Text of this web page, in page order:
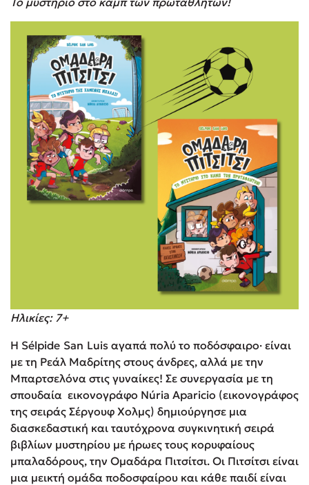
Ηλικίες: 7+
Η Sélpide San Luis αγαπά πολύ το ποδόσφαιρο· είναι
με τη Ρεάλ Μαδρίτης στους άνδρες, αλλά με την
Μπαρτσελόνα στις γυναίκες! Σε συνεργασία με τη
σπουδαία εικονογράφο Núria Aparicio (εικονογράφος
της σειράς Σέργουφ Χολμς) δημιούργησε μια
διασκεδαστική και ταυτόχρονα συγκινητική σειρά
βιβλίων μυστηρίου με ήρωες τους κορυφαίους
μπαλαδόρους, την Ομαδάρα Πιτσίτσι. Οι Πιτσίτσι είναι
μια μεικτή ομάδα ποδοσφαίρου και κάθε παιδί είναι